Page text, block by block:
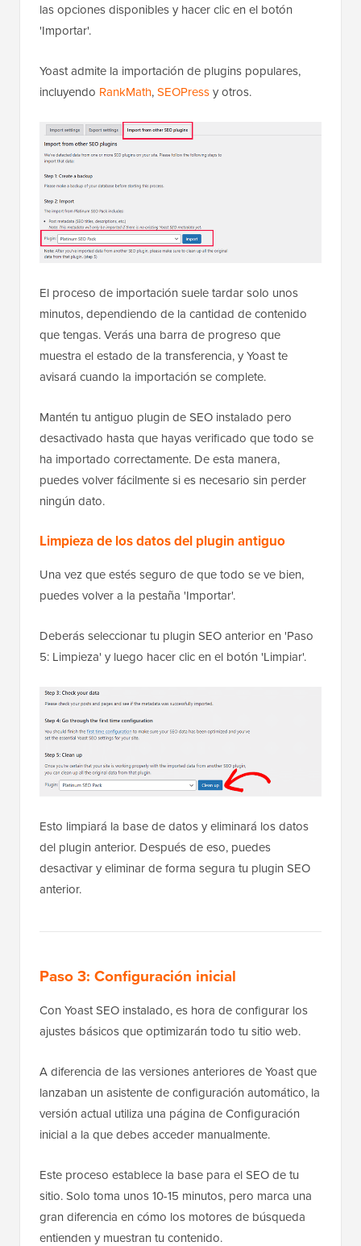
las opciones disponibles y hacer clic en el botón
'Importar'.
Yoast admite la importación de plugins populares,
incluyendo RankMath,SEOPressy otros.
El proceso de importación suele tardar solo unos
minutos, dependiendo de la cantidad de contenido
que tengas. Verás una barra de progreso que
muestra el estado de la transferencia, y Yoast te
avisará cuando la importación se complete.
Mantén tu antiguo plugin de SEO instalado pero
desactivado hasta que hayas verificado que todo se
ha importado correctamente. De esta manera,
puedes volver fácilmente si es necesario sin perder
ningún dato.
Limpieza de los datos del plugin antiguo
Una vez que estés seguro de que todo se ve bien,
puedes volver a la pestaña 'Importar'.
Deberás seleccionar tu plugin SEO anterior en 'Paso
5: Limpieza' y luego hacer clic en el botón 'Limpiar'.
Esto limpiará la base de datos y eliminará los datos
del plugin anterior. Después de eso, puedes
desactivar y eliminar de forma segura tu plugin SEO
anterior.
Paso 3: Configuración inicial
Con Yoast SEO instalado, es hora de configurar los
ajustes básicos que optimizarán todo tu sitio web.
A diferencia de las versiones anteriores de Yoast que
lanzaban un asistente de configuración automático, la
versión actual utiliza una página de Configuración
inicial a la que debes acceder manualmente.
Este proceso establece la base para el SEO de tu
sitio. Solo toma unos 10-15 minutos, pero marca una
gran diferencia en cómo los motores de búsqueda
entienden y muestran tu contenido.